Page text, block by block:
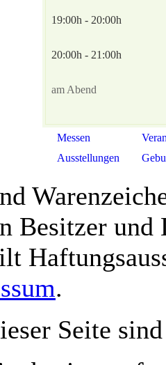
19:00h - 20:00h
20:00h - 21:00h
am Abend
Messen
Ausstellungen
Besitzer und
.
Seite